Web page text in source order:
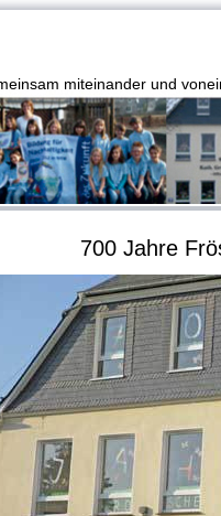
miteinander und
700 Jahre